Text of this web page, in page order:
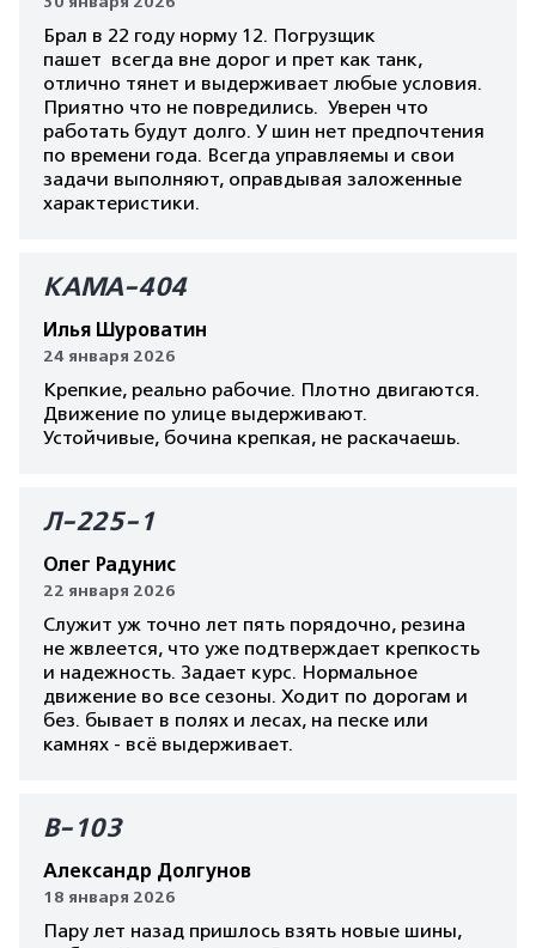
Брал в 22 году норму 12. Погрузщик
пашет всегда вне дорог и прет как танк,
отлично тянет и выдерживает любые условия.
Приятно что не повредились. Уверен что
работать будут долго. У шин нет предпочтения
по времени года. Всегда управляемы и свои
задачи выполняют, оправдывая заложенные
характеристики.
КАМА-404
Илья Шуроватин
24 января 2026
Крепкие, реально рабочие. Плотно двигаются.
Движение по улице выдерживают.
Устойчивые, бочина крепкая, не раскачаешь.
Л-225-1
Олег Радунис
22 января 2026
Служит уж точно лет пять порядочно, резина
не жвлеется, что уже подтверждает крепкость
и надежность. Задает курс. Нормальное
движение во все сезоны. Ходит по дорогам и
без. бывает в полях и лесах, на песке или
камнях - всё выдерживает.
В-103
Александр Долгунов
18 января 2026
Пару лет назад пришлось взять новые шины,